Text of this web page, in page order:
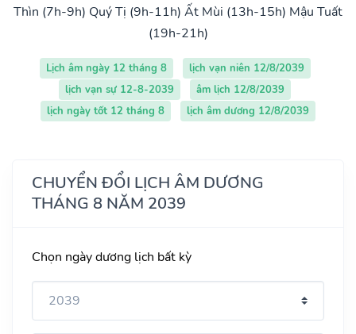
Thìn (7h-9h) Quý Tị (9h-11h) Ất Mùi (13h-15h) Mậu Tuất
(19h-21h)
Lịch âm ngày 12 tháng 8
lịch vạn niên 12/8/2039
lịch vạn sự 12-8-2039
âm lịch 12/8/2039
lịch ngày tốt 12 tháng 8
lịch âm dương 12/8/2039
CHUYỂN ĐỔI LỊCH ÂM DƯƠNG
THÁNG 8 NĂM 2039
Chọn ngày dương lịch bất kỳ